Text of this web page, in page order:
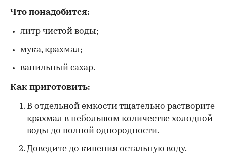
Что понадобится:
литр чистой воды;
мука, крахмал;
ванильный сахар.
Как приготовить:
В отдельной емкости тщательно растворите
крахмал в небольшом количестве холодной
воды до полной однородности.
Доведите до кипения остальную воду.